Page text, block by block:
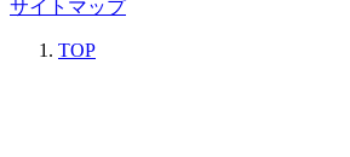
サイトマップ
TOP